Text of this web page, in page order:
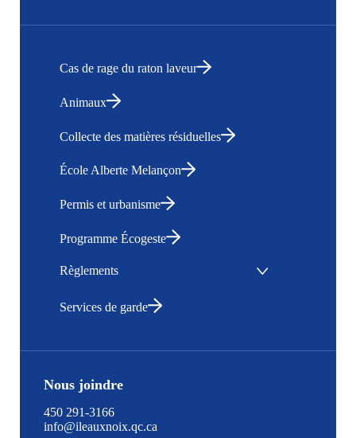
Cas de rage du raton laveur
Animaux
Collecte des matières résiduelles
École Alberte Melançon
Permis et urbanisme
Programme Écogeste
Règlements
Services de garde
Nous joindre
450 291-3166
info@ileauxnoix.qc.ca